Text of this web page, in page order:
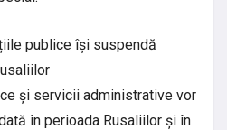
publice își suspendă
și servicii administrative vor
în perioada Rusaliilor și în